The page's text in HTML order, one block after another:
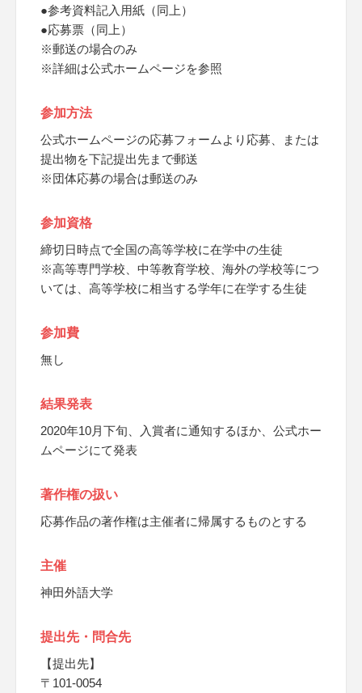
●参考資料記入用紙（同上）
●応募票（同上）
※郵送の場合のみ
※詳細は公式ホームページを参照
参加方法
公式ホームページの応募フォームより応募、または
提出物を下記提出先まで郵送
※団体応募の場合は郵送のみ
参加資格
締切日時点で全国の高等学校に在学中の生徒
※高等専門学校、中等教育学校、海外の学校等につ
いては、高等学校に相当する学年に在学する生徒
参加費
無し
結果発表
2020年10月下旬、入賞者に通知するほか、公式ホー
ムページにて発表
著作権の扱い
応募作品の著作権は主催者に帰属するものとする
主催
神田外語大学
提出先・問合先
【提出先】
〒101-0054